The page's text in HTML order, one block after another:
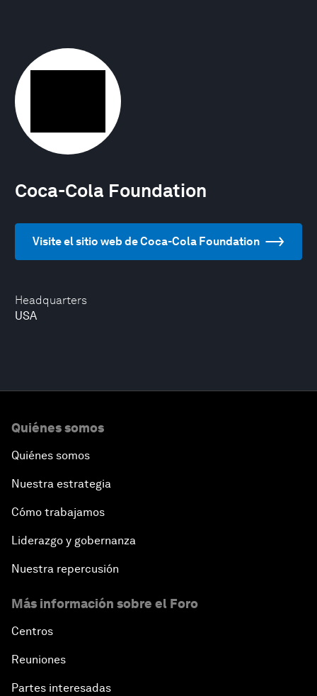
Headquarters
USA
Coca-Cola Foundation
Visite el sitio web de Coca-Cola Foundation
Quiénes somos
Quiénes somos
Nuestra estrategia
Cómo trabajamos
Liderazgo y gobernanza
Nuestra repercusión
Más información sobre el Foro
Centros
Reuniones
Partes interesadas